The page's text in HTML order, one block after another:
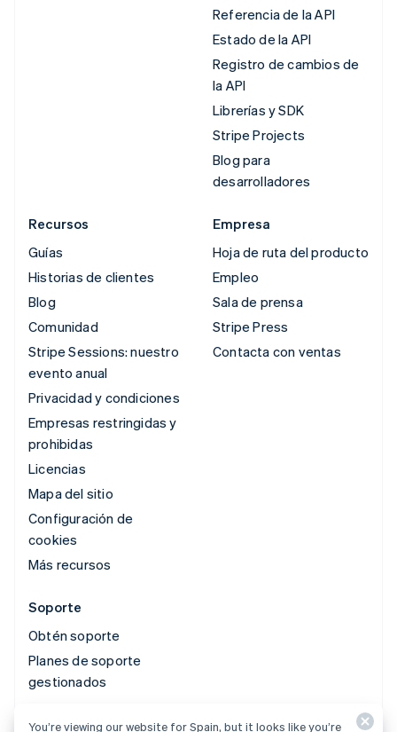
Referencia de la API
Estado de la API
Registro de cambios de
la API
Librerías y SDK
Stripe Projects
Blog para
desarrolladores
Recursos
Guías
Historias de clientes
Blog
Comunidad
Stripe Sessions: nuestro
evento anual
Privacidad y condiciones
Empresas restringidas y
prohibidas
Licencias
Mapa del sitio
Configuración de
cookies
Más recursos
Empresa
Hoja de ruta del producto
Empleo
Sala de prensa
Stripe Press
Contacta con ventas
Soporte
Obtén soporte
Planes de soporte
gestionados
© 2026 Stripe, LLC
You’re viewing our website for Spain, but it looks like you’re